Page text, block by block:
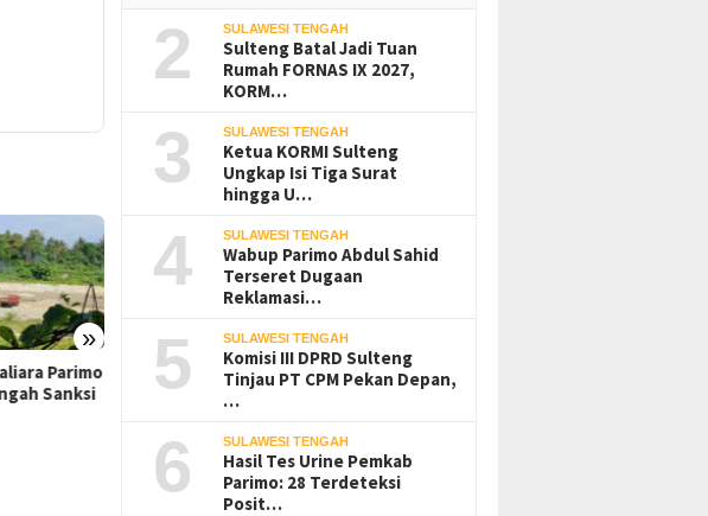
»
Parimo
Sanksi
Dosen Geofisika Untad:
Gempa Tektonik Tak
Berkaitan dengan Aktivitas
Tambang Bawah Tanah
JATAM Gugat Gubernur
Sulteng Terkait Dugaan
2 SULAWESI TENGAH
Sulteng Batal Jadi Tuan
Rumah FORNAS IX 2027,
KORM…
3 SULAWESI TENGAH
Ketua KORMI Sulteng
Ungkap Isi Tiga Surat
hingga U…
4 SULAWESI TENGAH
Wabup Parimo Abdul Sahid
Terseret Dugaan
Reklamasi…
5 SULAWESI TENGAH
Komisi III DPRD Sulteng
Tinjau PT CPM Pekan Depan,
…
6 SULAWESI TENGAH
Hasil Tes Urine Pemkab
Parimo: 28 Terdeteksi
Posit…